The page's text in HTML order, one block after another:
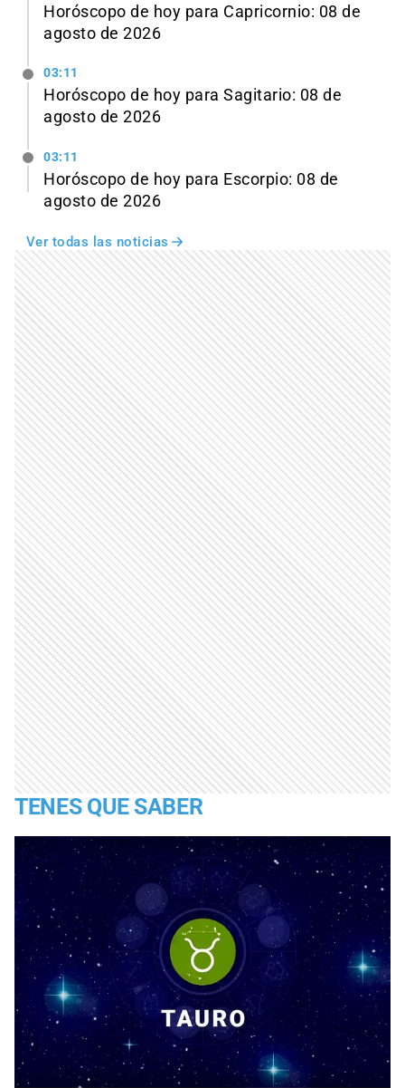
Horóscopo de hoy para Capricornio: 08 de
agosto de 2026
03:11
Horóscopo de hoy para Sagitario: 08 de
agosto de 2026
03:11
Horóscopo de hoy para Escorpio: 08 de
agosto de 2026
Ver todas las noticias
TENES QUE SABER